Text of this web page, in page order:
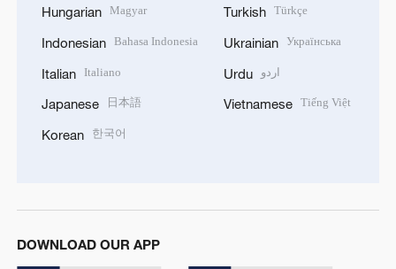
Hungarian Magyar
Indonesian Bahasa Indonesia
Italian Italiano
Japanese 日本語
Korean 한국어
Turkish Türkçe
Ukrainian Українська
Urdu اردو
Vietnamese Tiếng Việt
DOWNLOAD OUR APP